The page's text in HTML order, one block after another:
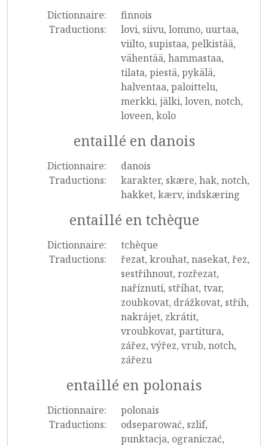
Dictionnaire:
finnois
Traductions:
lovi, siivu, lommo, uurtaa,
viilto, supistaa, pelkistää,
vähentää, hammastaa,
tilata, piestä, pykälä,
halventaa, paloittelu,
merkki, jälki, loven, notch,
loveen, kolo
entaillé en danois
Dictionnaire:
danois
Traductions:
karakter, skære, hak, notch,
hakket, kærv, indskæring
entaillé en tchèque
Dictionnaire:
tchèque
Traductions:
řezat, krouhat, nasekat, řez,
sestřihnout, rozřezat,
naříznutí, stříhat, tvar,
zoubkovat, drážkovat, střih,
nakrájet, zkrátit,
vroubkovat, partitura,
zářez, výřez, vrub, notch,
zářezu
entaillé en polonais
Dictionnaire:
polonais
Traductions:
odseparować, szlif,
punktacja, ograniczać,